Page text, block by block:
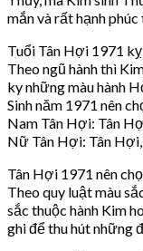
mắn và rất hạnh
Tuổi Tân Hợi 1971
Theo ngũ hành thì
ky những màu hành
Sinh năm 1971 nên
Nam Tân Hợi: Tân
Nữ Tân Hợi: Tân
Tân Hợi 1971 nên
Theo quy luật màu
sắc thuộc hành Kim
ghi để thu hút những